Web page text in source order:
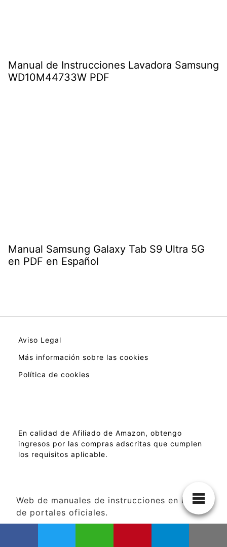
Manual de Instrucciones Lavadora Samsung
WD10M44733W PDF
Manual Samsung Galaxy Tab S9 Ultra 5G
en PDF en Español
Aviso Legal
Más información sobre las cookies
Política de cookies
En calidad de Afiliado de Amazon, obtengo
ingresos por las compras adscritas que cumplen
los requisitos aplicable.
Web de manuales de instrucciones en PDF
de portales oficiales.